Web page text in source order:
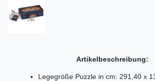
Artikelbeschreibung:
Legegröße Puzzle in cm: 291,40 x